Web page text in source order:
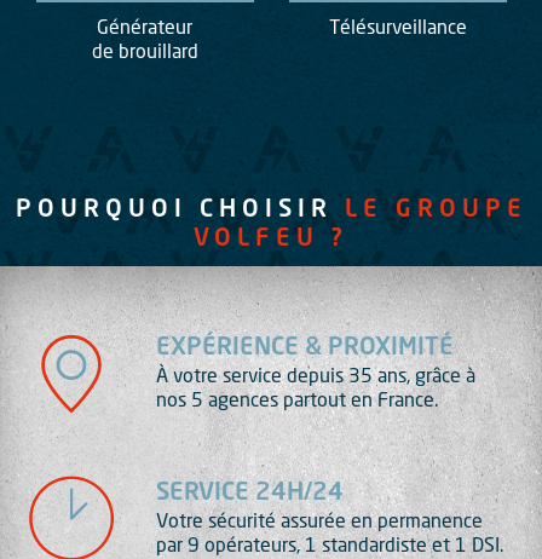
Générateur
de brouillard
Télésurveillance
POURQUOI CHOISIR LE GROUPE
VOLFEU ?
EXPÉRIENCE & PROXIMITÉ
À votre service depuis 35 ans, grâce à
nos 5 agences partout en France.
SERVICE 24H/24
Votre sécurité assurée en permanence
par 9 opérateurs, 1 standardiste et 1 DSI.